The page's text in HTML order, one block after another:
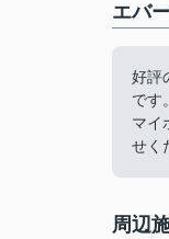
エバ
好評
です
マイ
せく
周辺